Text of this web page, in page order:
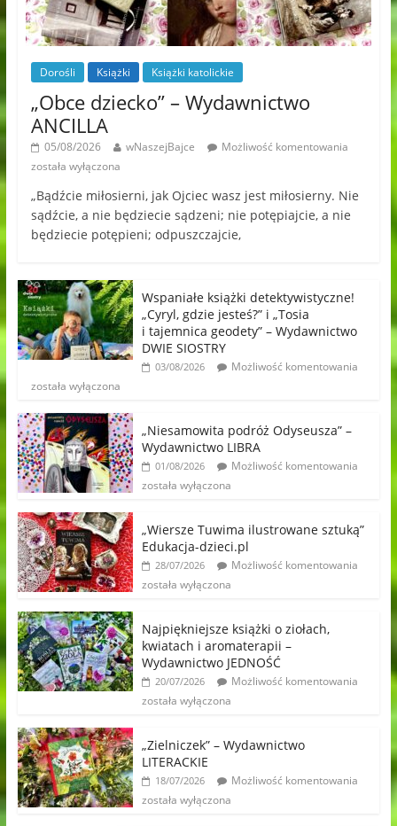
Dorośli Książki Książki katolickie
„Obce dziecko” – Wydawnictwo
ANCILLA
05/08/2026 wNaszejBajce
Możliwość komentowania
została wyłączona
„Bądźcie miłosierni, jak Ojciec wasz jest miłosierny. Nie
sądźcie, a nie będziecie sądzeni; nie potępiajcie, a nie
będziecie potępieni; odpuszczajcie,
Wspaniałe książki detektywistyczne!
„Cyryl, gdzie jesteś?” i „Tosia
i tajemnica geodety” – Wydawnictwo
DWIE SIOSTRY
03/08/2026
Możliwość komentowania
została wyłączona
„Niesamowita podróż Odyseusza” –
Wydawnictwo LIBRA
01/08/2026
Możliwość komentowania
została wyłączona
„Wiersze Tuwima ilustrowane sztuką”
Edukacja-dzieci.pl
28/07/2026
Możliwość komentowania
została wyłączona
Najpiękniejsze książki o ziołach,
kwiatach i aromaterapii –
Wydawnictwo JEDNOŚĆ
20/07/2026
Możliwość komentowania
została wyłączona
„Zielniczek” – Wydawnictwo
LITERACKIE
18/07/2026
Możliwość komentowania
została wyłączona